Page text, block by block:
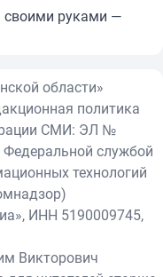
своими руками —
области»
политика
СМИ: ЭЛ №
службой
технологий
ИНН 5190009745,
Викторович